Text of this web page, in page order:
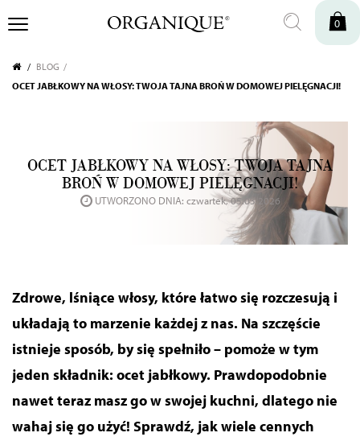
0
BLOG
OCET JABŁKOWY NA WŁOSY: TWOJA TAJNA BROŃ W DOMOWEJ PIELĘGNACJI!
OCET JABŁKOWY NA WŁOSY: TWOJA TAJNA
BROŃ W DOMOWEJ PIELĘGNACJI!
UTWORZONO DNIA: czwartek, 05.03.2026
Zdrowe, lśniące włosy, które łatwo się rozczesują i
układają to marzenie każdej z nas. Na szczęście
istnieje sposób, by się spełniło – pomoże w tym
jeden składnik: ocet jabłkowy. Prawdopodobnie
nawet teraz masz go w swojej kuchni, dlatego nie
wahaj się go użyć! Sprawdź, jak wiele cennych